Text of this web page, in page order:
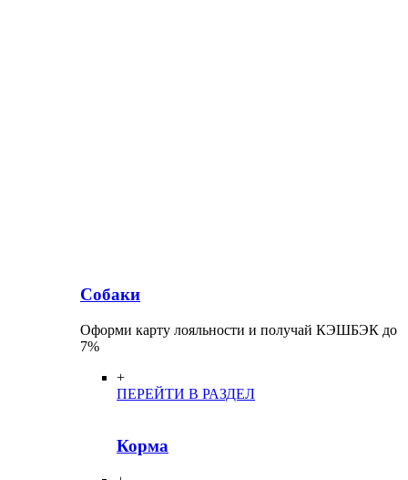
Собаки
Оформи карту лояльности и получай КЭШБЭК до
7%
+
ПЕРЕЙТИ В РАЗДЕЛ
Корма